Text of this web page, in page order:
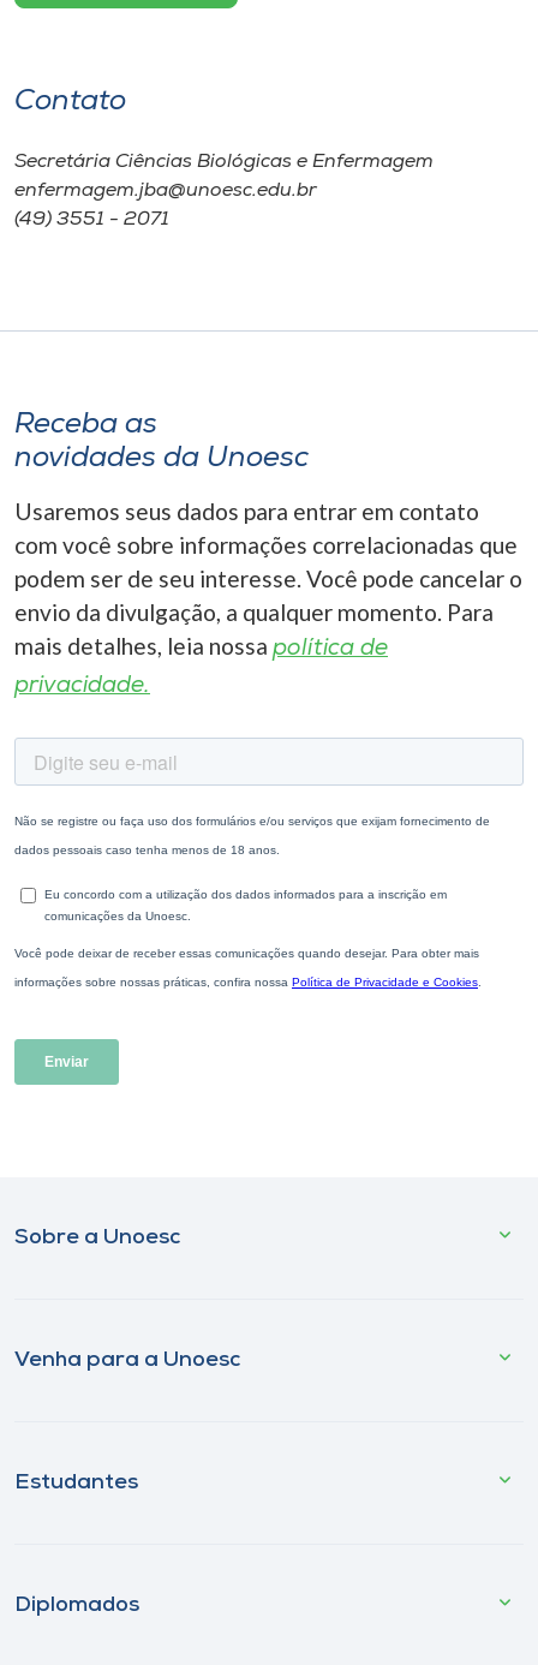
Contato
Secretária Ciências Biológicas e Enfermagem
enfermagem.jba@unoesc.edu.br
(49) 3551 - 2071
Receba as
novidades da Unoesc
Usaremos seus dados para entrar em contato
com você sobre informações correlacionadas que
podem ser de seu interesse. Você pode cancelar o
envio da divulgação, a qualquer momento. Para
mais detalhes, leia nossa política de
privacidade.
Sobre a Unoesc
Venha para a Unoesc
Estudantes
Diplomados